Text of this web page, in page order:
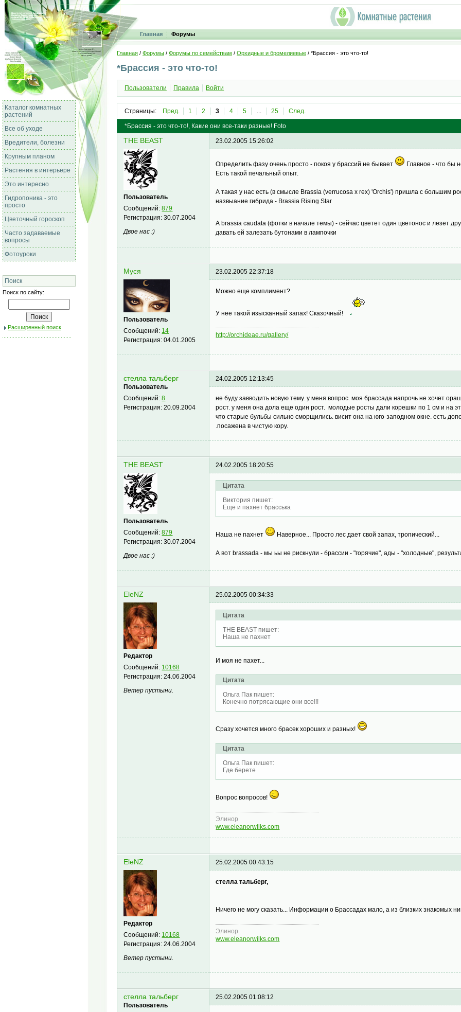
Главная Форумы
Каталог комнатных
растений
Все об уходе
Вредители, болезни
Крупным планом
Растения в интерьере
Это интересно
Гидропоника - это
просто
Цветочный гороскоп
Часто задаваемые
вопросы
Фотоуроки
Поиск
Поиск по сайту:
Расширенный поиск
Главная / Форумы / Форумы по семействам / Орхидные и бромелиевые / *Брассия - это что-то!
*Брассия - это что-то!
Пользователи Правила Войти
Страницы: Пред. 1 2 3 4 5 ... 25 След.
*Брассия - это что-то!, Какие они все-таки разные! Foto
THE BEAST
Пользователь
Сообщений:879
Регистрация:30.07.2004
Двое нас :)
23.02.2005 15:26:02
Определить фазу очень просто - покоя у брассий не бывает
Главное - что бы
Есть такой печальный опыт.
А такая у нас есть (в смысле Brassia (verrucosa x rex) 'Orchis') пришла с большим
назвыание гибрида - Brassia Rising Star
А brassia caudata (фотки в начале темы) - сейчас цветет один цветонос и лезет
давать ей залезать бутонами в лампочки
Муся
Пользователь
Сообщений: 14
Регистрация:04.01.2005
23.02.2005 22:37:18
Можно еще комплимент?
У нее такой изысканный запах! Сказочный!
http://orchideae.ru/gallery/
стелла тальберг
Пользователь
Сообщений:8
Регистрация:20.09.2004
24.02.2005 12:13:45
не буду завводить новую тему. у меня вопрос. моя брассада напрочь не хочет
рост. у меня она дола еще один рост. молодые росты дали корешки по 1 см и на
что старые бульбы сильно сморщились. висит она на юго-заподном окне. есть
.посажена в чистую кору.
THE BEAST
Пользователь
Сообщений:879
Регистрация:30.07.2004
Двое нас :)
24.02.2005 18:20:55
Цитата
Виктория пишет:
Еще и пахнет брасська
Наша не пахнет Наверное... Просто лес дает свой запах, тропический...
А вот brassada - мы ьы не рискнули - брассии - "горячие", ады - "холодные",
EleNZ
Редактор
Сообщений: 10168
Регистрация:24.06.2004
Ветер пустыни.
25.02.2005 00:34:33
Цитата
THE BEAST пишет:
Наша не пахнет
И моя не пахет...
Цитата
Ольга Пак пишет:
Конечно потрясающие они все!!!
Сразу хочется много брасек хороших и разных!
Цитата
Ольга Пак пишет:
Где берете
Вопрос вопросов!
Элинор
www.eleanorwilks.com
EleNZ
Редактор
Сообщений: 10168
Регистрация:24.06.2004
Ветер пустыни.
25.02.2005 00:43:15
стелла тальберг,
Ничего не могу сказать... Информации о Брассадах мало, а из близких знакомых
Элинор
www.eleanorwilks.com
стелла тальберг
Пользователь
25.02.2005 01:08:12